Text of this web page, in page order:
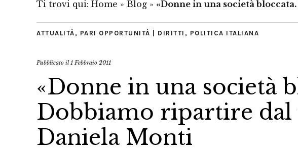
Ti trovi qui: Home » Blog » «Donne in una società
ATTUALITÀ , PARI OPPORTUNITÀ | DIRITTI , POLITICA ITALIANA
Pubblicato il1 Febbraio 2011
«Donne in una società
Dobbiamo ripartire dal
Daniela Monti